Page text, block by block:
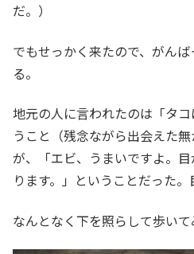
だ。）
でもせっかく来たので、がん
る。
地元の人に言われたのは「タ
うこと（残念ながら出会えた
が、「エビ、うまいですよ。
ります。」ということだった
なんとなく下を照らして歩いて